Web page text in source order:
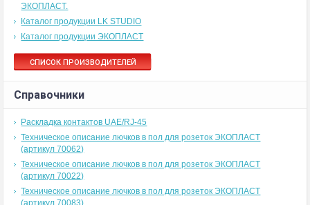
ЭКОПЛАСТ.
Каталог продукции LK STUDIO
Каталог продукции ЭКОПЛАСТ
СПИСОК ПРОИЗВОДИТЕЛЕЙ
Справочники
Раскладка контактов UAE/RJ-45
Техническое описание лючков в пол для розеток ЭКОПЛАСТ
(артикул 70062)
Техническое описание лючков в пол для розеток ЭКОПЛАСТ
(артикул 70022)
Техническое описание лючков в пол для розеток ЭКОПЛАСТ
(артикул 70083)